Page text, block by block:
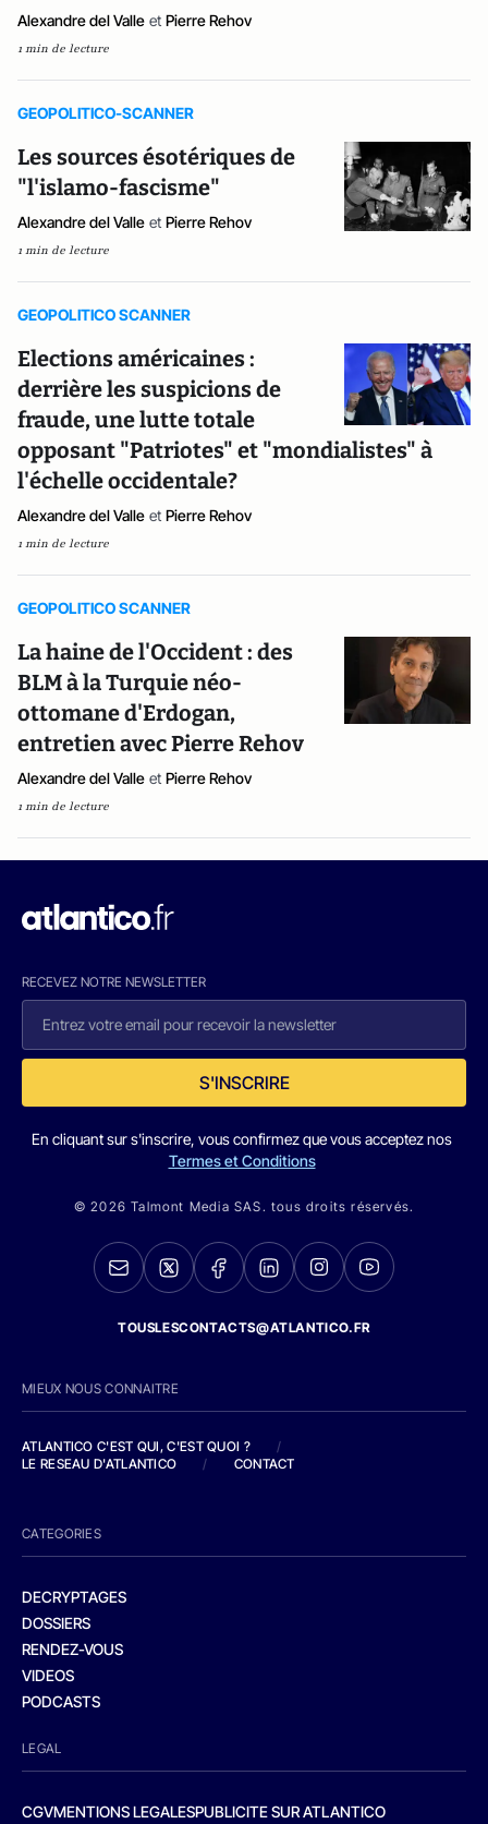
Alexandre del Valle et Pierre Rehov
1 min de lecture
GEOPOLITICO-SCANNER
Les sources ésotériques de
"l'islamo-fascisme"
Alexandre del Valle et Pierre Rehov
1 min de lecture
GEOPOLITICO SCANNER
Elections américaines :
derrière les suspicions de
fraude, une lutte totale
opposant "Patriotes" et "mondialistes" à
l'échelle occidentale?
Alexandre del Valle et Pierre Rehov
1 min de lecture
GEOPOLITICO SCANNER
La haine de l'Occident : des
BLM à la Turquie néo-
ottomane d'Erdogan,
entretien avec Pierre Rehov
Alexandre del Valle et Pierre Rehov
1 min de lecture
RECEVEZ NOTRE NEWSLETTER
S'INSCRIRE
En cliquant sur s'inscrire, vous confirmez que vous acceptez nos
Termes et Conditions
© 2026 Talmont Media SAS. tous droits réservés.
TOUSLESCONTACTS@ATLANTICO.FR
MIEUX NOUS CONNAITRE
ATLANTICO C'EST QUI, C'EST QUOI ?
/
LE RESEAU D'ATLANTICO
/ CONTACT
CATEGORIES
DECRYPTAGES
DOSSIERS
RENDEZ-VOUS
VIDEOS
PODCASTS
LEGAL
CGVMENTIONS LEGALESPUBLICITE SUR ATLANTICO